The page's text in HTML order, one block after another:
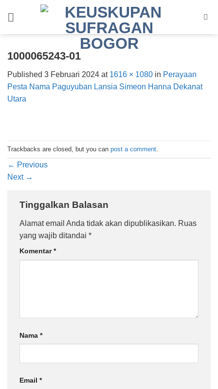
1000065243-01
Published 3 Februari 2024 at 1616 × 1080 in Perayaan
Pesta Nama Paguyuban Lansia Simeon Hanna Dekanat
Utara
Trackbacks are closed, but you can post a comment
← Previous
Next →
Tinggalkan Balasan
Alamat email Anda tidak akan dipublikasikan. Ruas
yang wajib ditandai *
Komentar*
Nama *
Email *